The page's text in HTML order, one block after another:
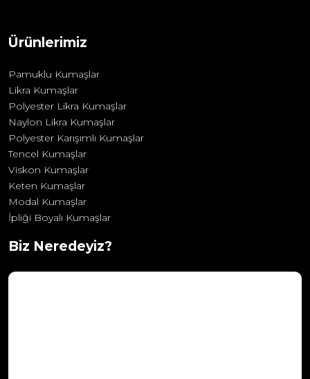
Ürünlerimiz
Pamuklu Kumaşlar
Likra Kumaşlar
Polyester Likra Kumaşlar
Naylon Likra Kumaşlar
Polyester Karışımlı Kumaşlar
Tencel Kumaşlar
Viskon Kumaşlar
Keten Kumaşlar
Modal Kumaşlar
İpliği Boyalı Kumaşlar
Biz Neredeyiz?